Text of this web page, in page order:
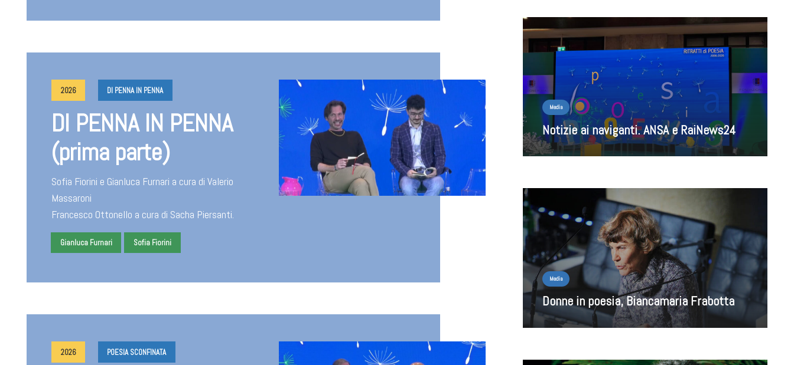
2026 DI PENNA IN PENNA
DI PENNA IN PENNA
(prima parte)
Sofia Fiorini e Gianluca Furnari a cura di Valerio
Massaroni
Francesco Ottonello a cura di Sacha Piersanti.
Gianluca Furnari Sofia Fiorini
2026 POESIA SCONFINATA
Media
Notizie ai naviganti. ANSA e RaiNews24
Media
Donne in poesia, Biancamaria Frabotta